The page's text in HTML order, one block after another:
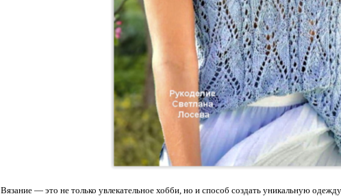
Вязание — это не только увлекательное хобби, но и способ создать уникальную